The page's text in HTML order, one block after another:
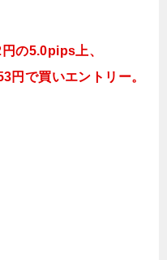
の5.0pips上、
円で買いエントリー。